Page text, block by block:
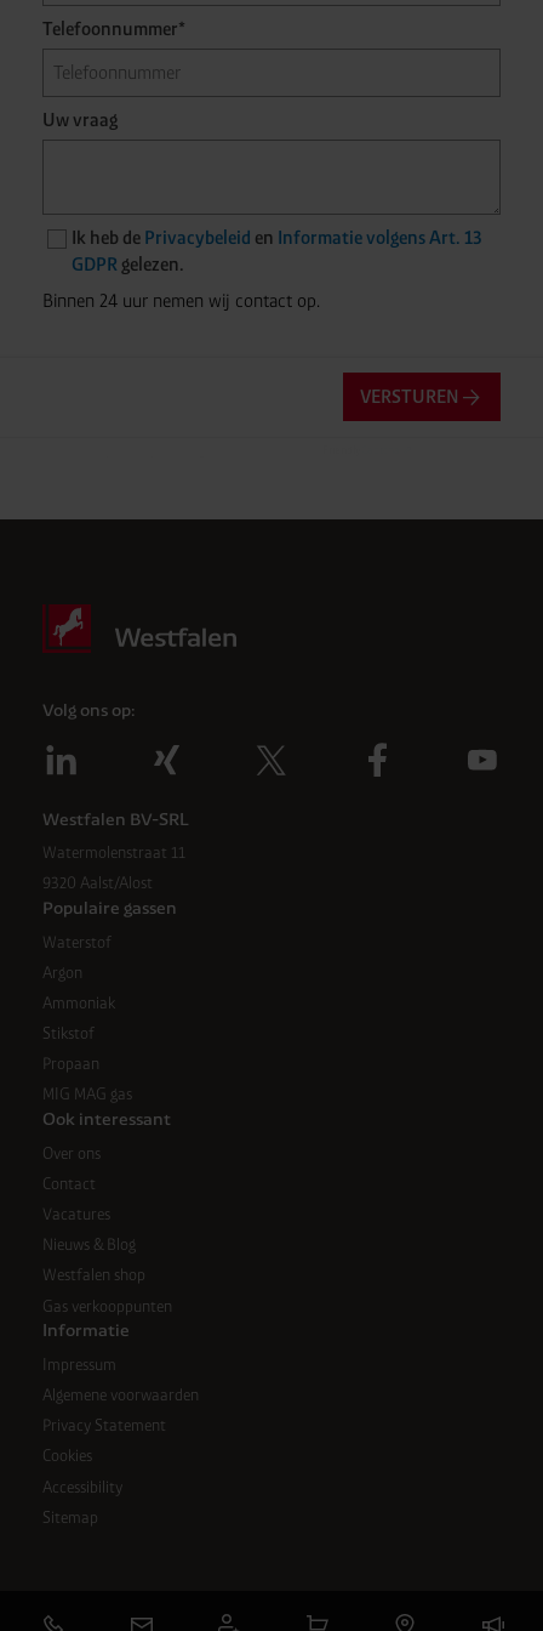
Telefoonnummer*
Uw vraag
Ik heb de Privacybeleid en Informatie volgens Art. 13
GDPR gelezen.
Binnen 24 uur nemen wij contact op.
VERSTUREN
Volg ons op:
Westfalen BV-SRL
Watermolenstraat 11
9320 Aalst/Alost
Populaire gassen
Waterstof
Argon
Ammoniak
Stikstof
Propaan
MIG MAG gas
Ook interessant
Over ons
Contact
Vacatures
Nieuws & Blog
Westfalen shop
Gas verkooppunten
Informatie
Impressum
Algemene voorwaarden
Privacy Statement
Cookies
Accessibility
Sitemap